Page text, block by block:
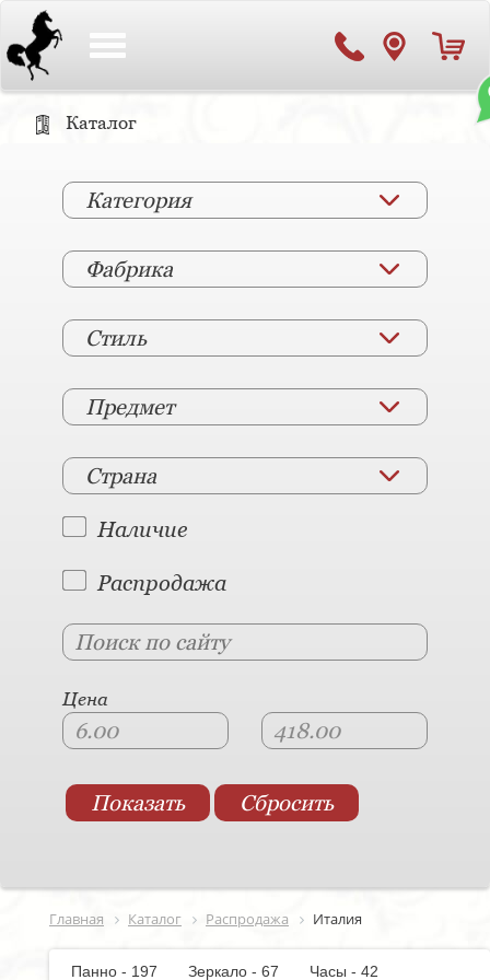
Каталог
Категория
Фабрика
Стиль
Предмет
Страна
Наличие
Распродажа
Цена
Главная Каталог Распродажа Италия
Панно - 197 Зеркало - 67
Часы - 42